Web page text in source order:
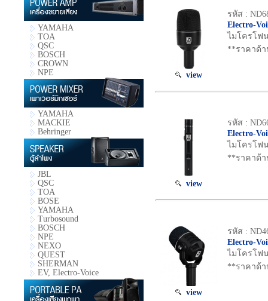
YAMAHA
TOA
QSC
BOSCH
CROWN
NPE
YAMAHA
MACKIE
Behringer
JBL
QSC
TOA
BOSE
YAMAHA
Turbosound
BOSCH
NPE
NEXO
QUEST
SHERMAN
EV, Electro-Voice
view
รหัส :
Electro-
ไมโครโฟน
**ราคาด้
view
รหัส :
Electro-
ไมโครโฟน
**ราคาด้
view
รหัส :
Electro-
ไมโครโฟน
**ราคาด้